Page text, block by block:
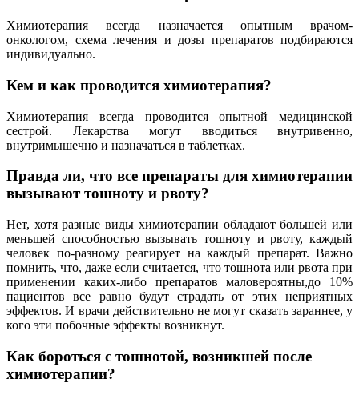
Химиотерапия всегда назначается опытным врачом-
онкологом, схема лечения и дозы препаратов подбираются
индивидуально.
Кем и как проводится химиотерапия?
Химиотерапия всегда проводится опытной медицинской
сестрой. Лекарства могут вводиться внутривенно,
внутримышечно и назначаться в таблетках.
Правда ли, что все препараты для химиотерапии
вызывают тошноту и рвоту?
Нет, хотя разные виды химиотерапии обладают большей или
меньшей способностью вызывать тошноту и рвоту, каждый
человек по-разному реагирует на каждый препарат. Важно
помнить, что, даже если считается, что тошнота или рвота при
применении каких-либо препаратов маловероятны,до 10%
пациентов все равно будут страдать от этих неприятных
эффектов. И врачи действительно не могут сказать зараннее, у
кого эти побочные эффекты возникнут.
Как бороться с тошнотой, возникшей после
химиотерапии?